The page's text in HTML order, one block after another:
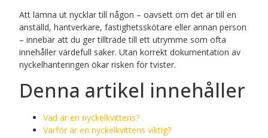
Att lämna ut nycklar till någon – oavsett om det är till en
anställd, hantverkare, fastighetsskötare eller annan person
– innebär att du ger tillträde till ett utrymme som ofta
innehåller värdefull saker. Utan korrekt dokumentation av
nyckelhanteringen ökar risken för tvister.
Denna artikel innehåller
Vad är en nyckelkvittens?
Varför är en nyckelkvittens viktig?